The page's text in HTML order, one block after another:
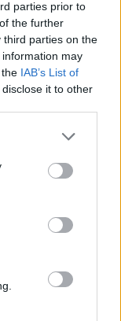
parties prior to
the further
third parties on the
information may
IAB’s List of
it to other